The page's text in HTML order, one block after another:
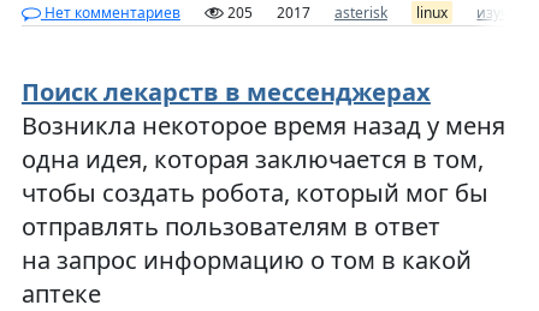
Нет комментариев 205 2017 asterisk linux
Поиск лекарств в мессенджерах
Возникла некоторое время назад у меня
одна идея, которая заключается в том,
чтобы создать робота, который мог бы
отправлять пользователям в ответ
на запрос информацию о том в какой
аптеке